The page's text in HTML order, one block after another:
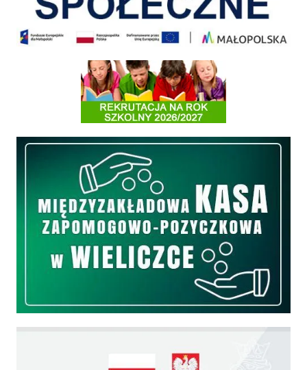
Informacja o terminach rekrutacji na rok szkolny 2026/2027
Międzyzakładowa Kasa Zapomogowo - Pożyczkowa